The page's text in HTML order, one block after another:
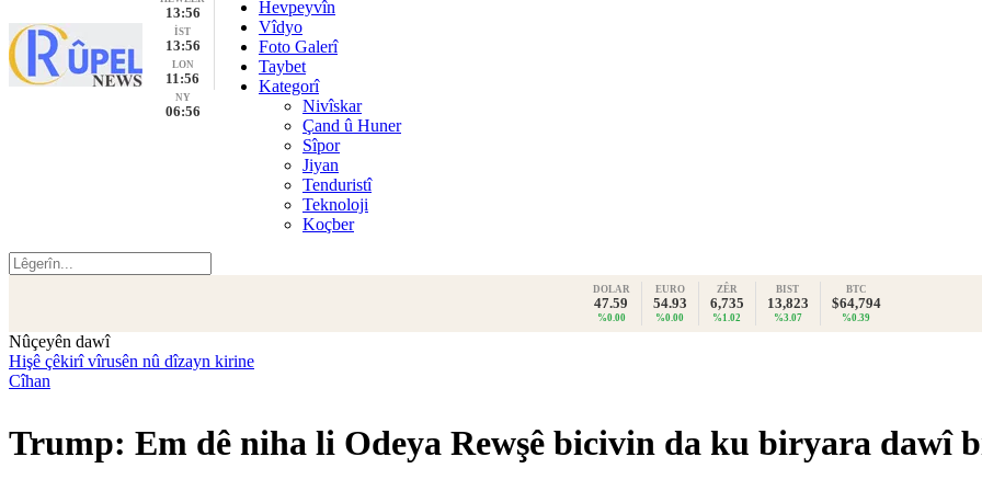
13:56
İST
13:56
LON
11:56
NY
06:56
Hevpeyvîn
Vîdyo
Foto Galerî
Taybet
Kategorî
Nivîskar
Çand û Huner
Sîpor
Jiyan
Tenduristî
Teknoloji
Koçber
DOLAR
47.59
%0.00
EURO
54.93
%0.00
ZÊR
6,735
%1.02
BIST
13,823
%3.07
BTC
$64,794
%0.39
Nûçeyên dawî
Hişê çêkirî vîrusên nû dîzayn kirine
Cîhan
Trump: Em dê niha li Odeya Rewşê bicivin da ku biryara dawî